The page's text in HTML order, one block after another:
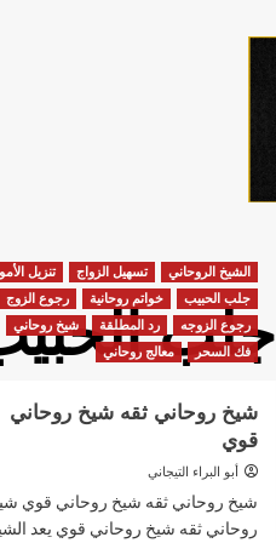
جلب
الشيخ الروحاني تسهيل الزواج
تنزيل
جلب الحبيب
خواتم روحانية
رجوع الزوج
رجوع الزوجه
رد المطلقة
شيخ روحاني
فك السحر
معالج روحاني
شيخ روحاني ثقه شيخ روحاني
قوي
أبو البراء التيجاني
شيخ روحاني ثقه شيخ روحاني قوي
روحاني ثقه شيخ روحاني قوي يعد